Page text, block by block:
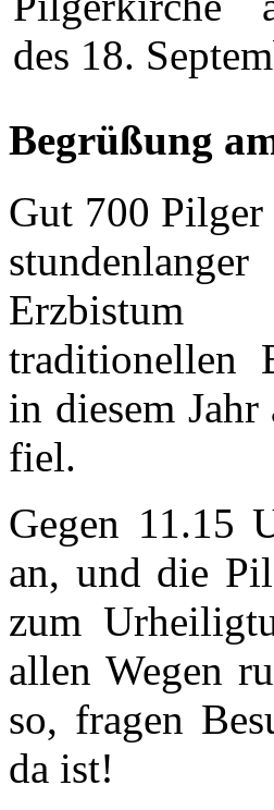
Begrüßung
Gut 700 Pilger
traditionellen
in diesem
fiel.
Gegen 11.15
an, und die
zum
allen Wegen
so, fragen
da ist!